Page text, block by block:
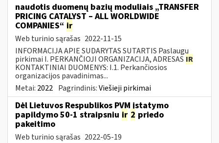
naudotis duomenų bazių moduliais „TRANSFER
PRICING CATALYST – ALL WORLDWIDE
COMPANIES“ ir
Web turinio sąrašas 2022-11-15
INFORMACIJA APIE SUDARYTAS SUTARTIS Paslaugų
pirkimai I. PERKANČIOJI ORGANIZACIJA, ADRESAS IR
KONTAKTINIAI DUOMENYS: I.1. Perkančiosios
organizacijos pavadinimas...
Metai: 2022 Pagrindinis:Viešieji pirkimai
Dėl Lietuvos Respublikos PVM įstatymo
papildymo 50-1 straipsniu ir 2 priedo
pakeitimo
Web turinio sąrašas 2022-05-19